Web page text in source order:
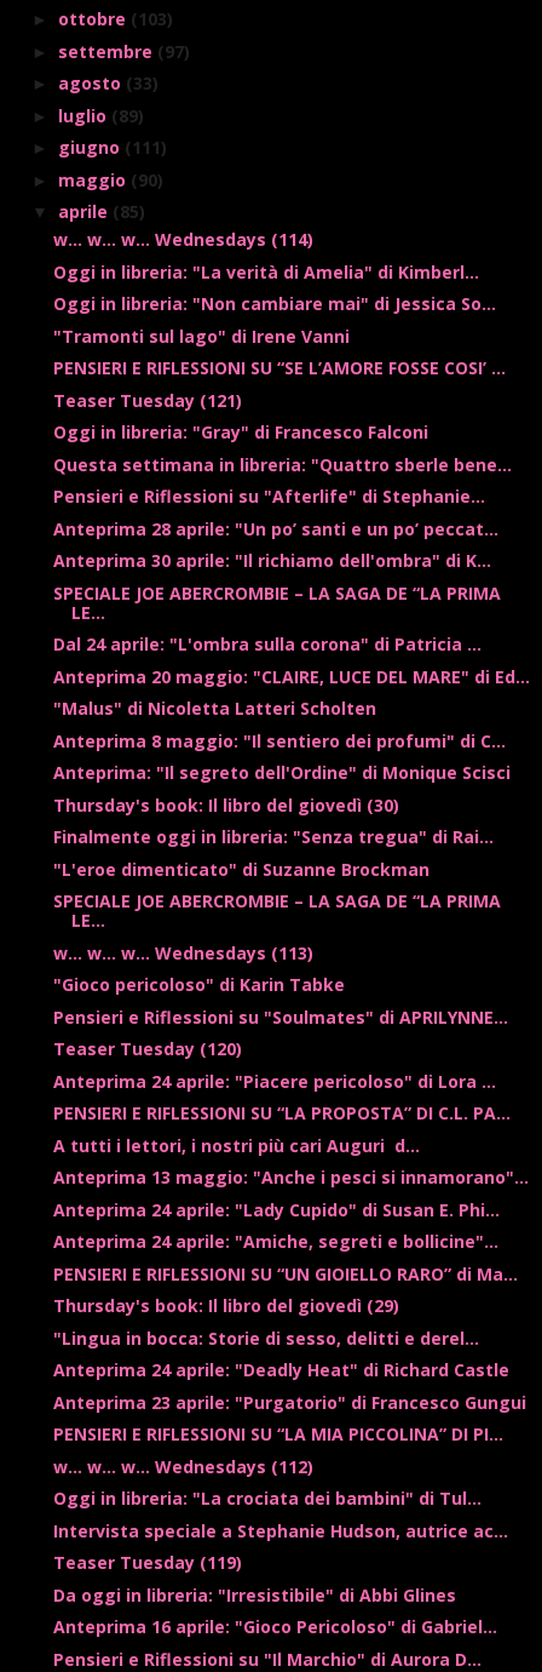
► ottobre (103)
► settembre (97)
► agosto (33)
► luglio (89)
► giugno (111)
► maggio (90)
▼ aprile (85)
w... w... w... Wednesdays (114)
Oggi in libreria: "La verità di Amelia" di Kimberl...
Oggi in libreria: "Non cambiare mai" di Jessica So...
"Tramonti sul lago" di Irene Vanni
PENSIERI E RIFLESSIONI SU “SE L’AMORE FOSSE COSI’ ...
Teaser Tuesday (121)
Oggi in libreria: "Gray" di Francesco Falconi
Questa settimana in libreria: "Quattro sberle bene...
Pensieri e Riflessioni su "Afterlife" di Stephanie...
Anteprima 28 aprile: "Un po’ santi e un po’ peccat...
Anteprima 30 aprile: "Il richiamo dell'ombra" di K...
SPECIALE JOE ABERCROMBIE – LA SAGA DE “LA PRIMA
LE...
Dal 24 aprile: "L'ombra sulla corona" di Patricia ...
Anteprima 20 maggio: "CLAIRE, LUCE DEL MARE" di Ed...
"Malus" di Nicoletta Latteri Scholten
Anteprima 8 maggio: "Il sentiero dei profumi" di C...
Anteprima: "Il segreto dell'Ordine" di Monique Scisci
Thursday's book: Il libro del giovedì (30)
Finalmente oggi in libreria: "Senza tregua" di Rai...
"L'eroe dimenticato" di Suzanne Brockman
SPECIALE JOE ABERCROMBIE – LA SAGA DE “LA PRIMA
LE...
w... w... w... Wednesdays (113)
"Gioco pericoloso" di Karin Tabke
Pensieri e Riflessioni su "Soulmates" di APRILYNNE...
Teaser Tuesday (120)
Anteprima 24 aprile: "Piacere pericoloso" di Lora ...
PENSIERI E RIFLESSIONI SU “LA PROPOSTA” DI C.L. PA...
A tutti i lettori, i nostri più cari Auguri d...
Anteprima 13 maggio: "Anche i pesci si innamorano"...
Anteprima 24 aprile: "Lady Cupido" di Susan E. Phi...
Anteprima 24 aprile: "Amiche, segreti e bollicine"...
PENSIERI E RIFLESSIONI SU “UN GIOIELLO RARO” di Ma...
Thursday's book: Il libro del giovedì (29)
"Lingua in bocca: Storie di sesso, delitti e derel...
Anteprima 24 aprile: "Deadly Heat" di Richard Castle
Anteprima 23 aprile: "Purgatorio" di Francesco Gungui
PENSIERI E RIFLESSIONI SU “LA MIA PICCOLINA” DI PI...
w... w... w... Wednesdays (112)
Oggi in libreria: "La crociata dei bambini" di Tul...
Intervista speciale a Stephanie Hudson, autrice ac...
Teaser Tuesday (119)
Da oggi in libreria: "Irresistibile" di Abbi Glines
Anteprima 16 aprile: "Gioco Pericoloso" di Gabriel...
Pensieri e Riflessioni su "Il Marchio" di Aurora D...